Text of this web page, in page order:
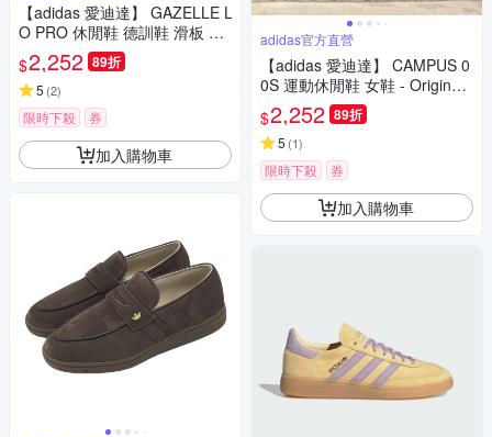
【adidas 愛迪達】 GAZELLE L
O PRO 休閒鞋 德訓鞋 滑板 復
古 薄底鞋 女鞋 - Originals JR8
894
$2,252 89折
5 (2)
限時下殺 券
加入購物車
adidas官方直營
【adidas 愛迪達】 CAMPUS 0
0S 運動休閒鞋 女鞋 - Originals
JQ5804
$2,252 89折
5 (1)
限時下殺 券
加入購物車